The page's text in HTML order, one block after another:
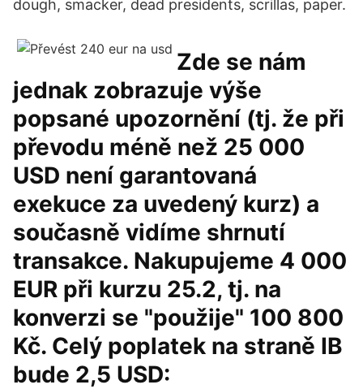
dough, smacker, dead presidents, scrillas, paper.
Zde se nám
jednak zobrazuje výše
popsané upozornění (tj. že při
převodu méně než 25 000
USD není garantovaná
exekuce za uvedený kurz) a
současně vidíme shrnutí
transakce. Nakupujeme 4 000
EUR při kurzu 25.2, tj. na
konverzi se "použije" 100 800
Kč. Celý poplatek na straně IB
bude 2,5 USD: